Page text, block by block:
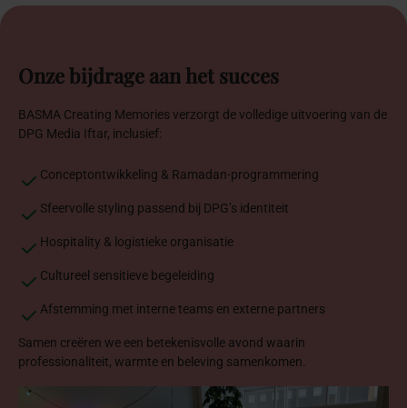
Onzebijdrage aan het succes
BASMA Creating Memories verzorgt de volledige uitvoering van de
DPG Media Iftar, inclusief:
Conceptontwikkeling & Ramadan-programmering
Sfeervolle styling passend bij DPG’s identiteit
Hospitality & logistieke organisatie
Cultureel sensitieve begeleiding
Afstemming met interne teams en externe partners
Samen creëren we een betekenisvolle avond waarin
professionaliteit, warmte en beleving samenkomen.